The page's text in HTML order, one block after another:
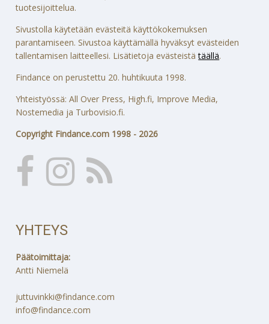
tuotesijoittelua.
Sivustolla käytetään evästeitä käyttökokemuksen
parantamiseen. Sivustoa käyttämällä hyväksyt evästeiden
tallentamisen laitteellesi. Lisätietoja evästeistätäällä.
Findance on perustettu 20. huhtikuuta 1998.
Yhteistyössä: All Over Press, High.fi, Improve Media,
Nostemedia ja Turbovisio.fi.
Copyright Findance.com 1998 - 2026
YHTEYS
Päätoimittaja:
Antti Niemelä
juttuvinkki@findance.com
info@findance.com